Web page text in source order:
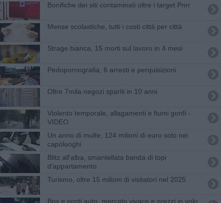
Bonifiche dei siti contaminati oltre i target Pnrr
Mense scolastiche, tutti i costi città per città
Strage bianca, 15 morti sul lavoro in 4 mesi
Pedopornografia, 6 arresti e perquisizioni
Oltre 7mila negozi spariti in 10 anni
Violento temporale, allagamenti e fiumi gonfi -
VIDEO
Un anno di multe, 124 milioni di euro solo nei
capoluoghi
Blitz all'alba, smantellata banda di topi
d'appartamento
Turismo, oltre 15 milioni di visitatori nel 2025
Box e posti auto, mercato vivace e prezzi in volo